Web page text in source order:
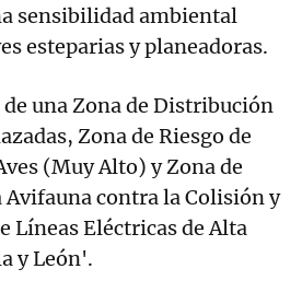
sensibilidad ambiental
esteparias y planeadoras.
una Zona de Distribución
Zona de Riesgo de
(Muy Alto) y Zona de
Avifauna contra la Colisión y
Líneas Eléctricas de Alta
y León'.